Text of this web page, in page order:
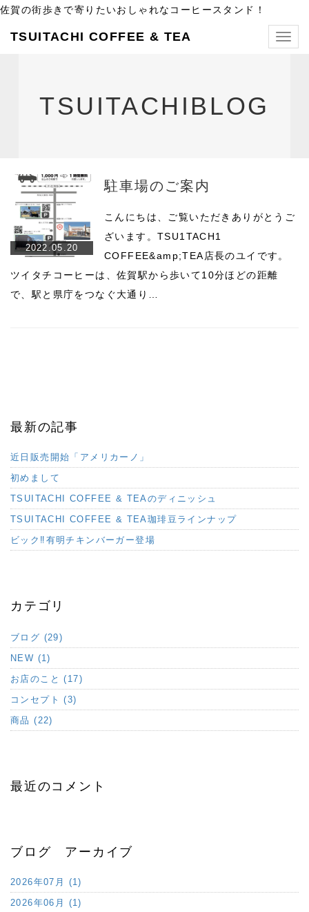
佐賀の街歩きで寄りたいおしゃれなコーヒースタンド！
TSUITACHI COFFEE & TEA
TSUITACHIBLOG
2022.05.20
駐車場のご案内
こんにちは、ご覧いただきありがとうご
ざいます。TSU1TACH1
COFFEE&amp;TEA店長のユイです。
ツイタチコーヒーは、佐賀駅から歩いて10分ほどの距離
で、駅と県庁をつなぐ大通り…
最新の記事
近日販売開始「アメリカーノ」
初めまして
TSUITACHI COFFEE & TEAのディニッシュ
TSUITACHI COFFEE & TEA珈琲豆ラインナップ
ビック‼︎有明チキンバーガー登場
カテゴリ
ブログ (29)
NEW (1)
お店のこと (17)
コンセプト (3)
商品 (22)
最近のコメント
ブログ アーカイブ
2026年07月 (1)
2026年06月 (1)